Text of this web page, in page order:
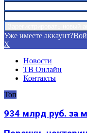
Уже имеете аккаунт?
X
Новости
ТВ Онлайн
Контакты
Топ
934 млрд руб. за